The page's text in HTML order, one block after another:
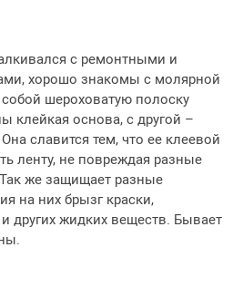
с ремонтными и
хорошо знакомы с молярной
шероховатую полоску
клейкая основа, с другой –
славится тем, что ее клеевой
ленту, не повреждая разные
же защищает разные
на них брызг краски,
других жидких веществ. Бывает